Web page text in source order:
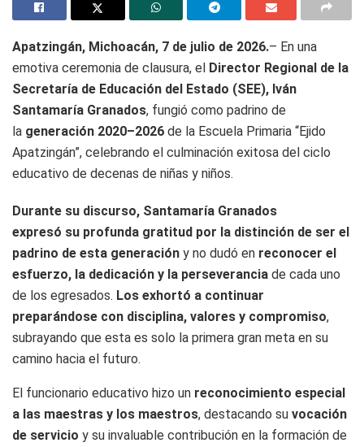
Apatzingán, Michoacán, 7 de julio de 2026.– En una
emotiva ceremonia de clausura, el Director Regional de la
Secretaría de Educación del Estado (SEE), Iván
Santamaría Granados, fungió como padrino de
la generación 2020–2026 de la Escuela Primaria “Ejido
Apatzingán”, celebrando el culminación exitosa del ciclo
educativo de decenas de niñas y niños.
Durante su discurso, Santamaría Granados
expresó su profunda gratitud por la distinción de ser el
padrino de esta generación y no dudó en reconocer el
esfuerzo, la dedicación y la perseverancia de cada uno
de los egresados. Los exhortó a continuar
preparándose con disciplina, valores y compromiso,
subrayando que esta es solo la primera gran meta en su
camino hacia el futuro.
El funcionario educativo hizo un reconocimiento especial
a las maestras y los maestros, destacando su vocación
de servicio y su invaluable contribución en la formación de